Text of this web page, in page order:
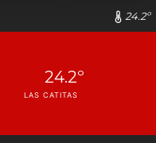
24.2º
24.2º
LAS CATITAS